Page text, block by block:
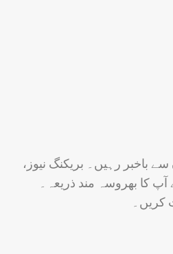
باخبر رہیں۔ بریکنگ نیوز،
کا بھروسہ مند ذریعہ۔
کریں۔